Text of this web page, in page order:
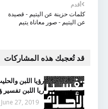
أقدم
كلمات حزينة عن اليتيم - قصيدة
عن اليتيم - صور معاناة يتيم
قد تُعجبك هذه المشاركات
رؤيا اللبن
ريا اللبن تفسير
June 27, 2019